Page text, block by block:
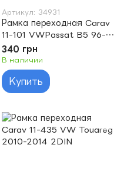
Артикул: 34931
Рамка переходная Carav
11-101 VWPassat B5 96-
05/Bora 98-006/Golf/98-
03 (2DIN)
340 грн
В наличии
Купить